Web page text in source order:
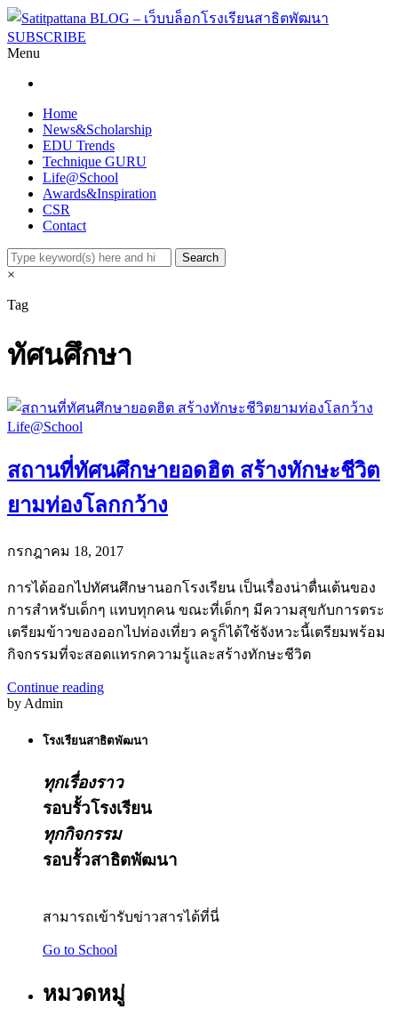
SUBSCRIBE
Menu
Home
News&Scholarship
EDU Trends
Technique GURU
Life@School
Awards&Inspiration
CSR
Contact
×
Tag
ทัศนศึกษา
Life@School
สถานที่ทัศนศึกษายอดฮิต สร้างทักษะชีวิต
ยามท่องโลกกว้าง
กรกฎาคม 18, 2017
การได้ออกไปทัศนศึกษานอกโรงเรียน เป็นเรื่องน่าตื่นเต้นของ
การสำหรับเด็กๆ แทบทุกคน ขณะที่เด็กๆ มีความสุขกับการตระ
เตรียมข้าวของออกไปท่องเที่ยว ครูก็ได้ใช้จังหวะนี้เตรียมพร้อม
กิจกรรมที่จะสอดแทรกความรู้และสร้างทักษะชีวิต
Continue reading
by Admin
โรงเรียนสาธิตพัฒนา
ทุกเรื่องราว
รอบรั้วโรงเรียน
ทุกกิจกรรม
รอบรั้วสาธิตพัฒนา
สามารถเข้ารับข่าวสารได้ที่นี่
Go to School
หมวดหมู่